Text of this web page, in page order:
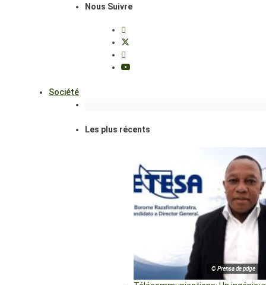
Nous Suivre
Société
Les plus récents
© Prensa de pdge